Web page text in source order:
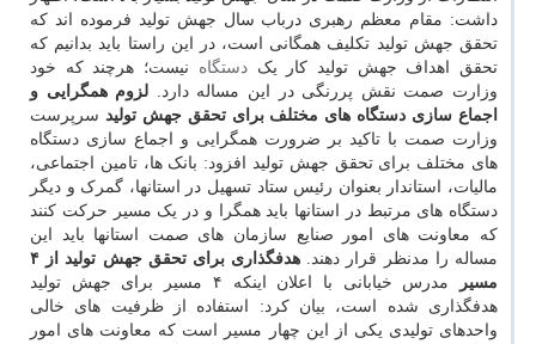
داشت: مقام معظم رهبری درباب سال جهش تولید فرموده اند که
تحقق جهش تولید تکلیف همگانی است، در این راستا باید بدانیم که
تحقق اهداف جهش تولید کار یکدستگاه نیست؛ هرچند که خود
وزارت صمت نقش پررنگی در این مساله دارد. لزوم همگرایی و
اجماع سازی دستگاه های مختلف برای تحقق جهش تولید سرپرست
وزارت صمت با تاکید بر ضرورت همگرایی و اجماع سازی دستگاه
های مختلف برای تحقق جهش تولید افزود: بانک ها، تامین اجتماعی،
مالیات، استاندار بعنوان رئیس ستاد تسهیل در استانها، گمرک و دیگر
دستگاه های مرتبط در استانها باید همگرا و در یک مسیر حرکت کنند
که معاونت های امور صنایع سازمان های صمت استانها باید این
مساله را مدنظر قرار دهند.
هدفگذاری برای تحقق جهش تولید از ۴
مسیر
مدرس خیابانی با اعلان اینکه ۴ مسیر برای جهش تولید
هدفگذاری شده است، بیان کرد: استفاده از ظرفیت های خالی
واحدهای تولیدی یکی از این چهار مسیر است که معاونت های امور